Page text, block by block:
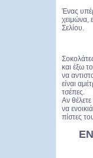
Ένας
χειμώνα,
Σελίου.
και έξω
να
είναι
τσέπες.
Αν
να
πίστες